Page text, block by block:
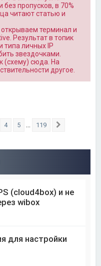
пропусков, в 70%
читают статью и
открываем терминал и
Результат в топик
типа личных IP
звездочками.
(схему) сюда. На
другое.
119
4 5 119
(cloud4box) и не
wibox
для настройки